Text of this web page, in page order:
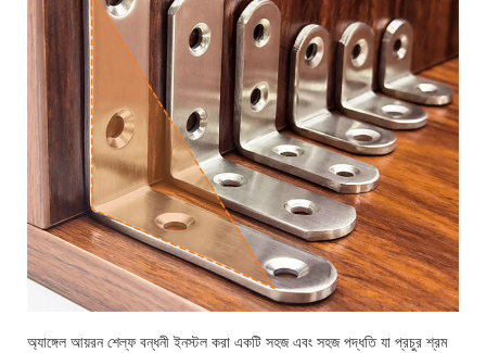
অ্যাঙ্গেল আয়রন শেল্ফ বন্ধনী ইনস্টল করা একটি সহজ এবং সহজ পদ্ধতি যা প্রচুর শ্রম